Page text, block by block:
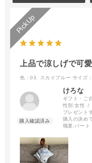
上品で涼しげで可
色：03. スカイブルー サイズ
けろな
ギフト・ご
性別:女性
プレゼント
購入の決め
職業:パート